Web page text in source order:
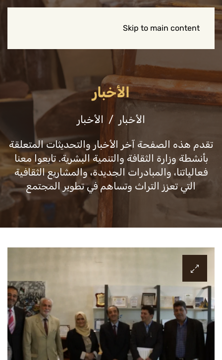
Skip to main content
الأخبار
الأخبار الأخبار
تقدم هذه الصفحة آخر الأخبار والتحديثات المتعلقة
بأنشطة وزارة الثقافة والتنمية البشرية. تابعوا معنا
فعالياتنا، والمبادرات الجديدة، والمشاريع الثقافية
التي تعزز التراث وتساهم في تطوير المجتمع